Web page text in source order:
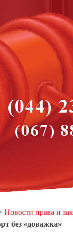
Новости права и
без «доважка»